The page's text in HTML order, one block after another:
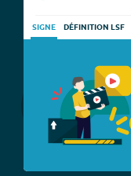
SIGNE DÉFINITION LSF